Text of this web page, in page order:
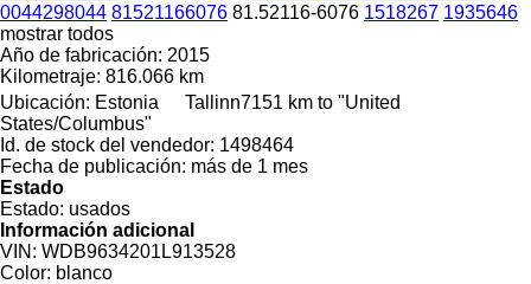
0044298044 81521166076 81.52116-6076 1518267 1935646
mostrar todos
Año de fabricación: 2015
Kilometraje: 816.066 km
Ubicación: Estonia Tallinn7151 km to "United
States/Columbus"
Id. de stock del vendedor: 1498464
Fecha de publicación: más de 1 mes
Estado
Estado: usados
Información adicional
VIN: WDB9634201L913528
Color: blanco